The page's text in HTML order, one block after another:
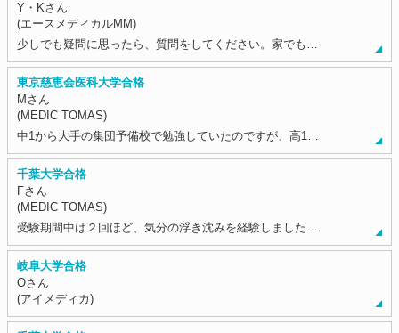
Y・Kさん
(エースメディカルMM)
少しでも疑問に思ったら、質問をしてください。家でも…
東京慈恵会医科大学合格
Mさん
(MEDIC TOMAS)
中1から大手の集団予備校で勉強していたのですが、高1…
千葉大学合格
Fさん
(MEDIC TOMAS)
受験期間中は２回ほど、気分の浮き沈みを経験しました…
岐阜大学合格
Oさん
(アイメディカ)